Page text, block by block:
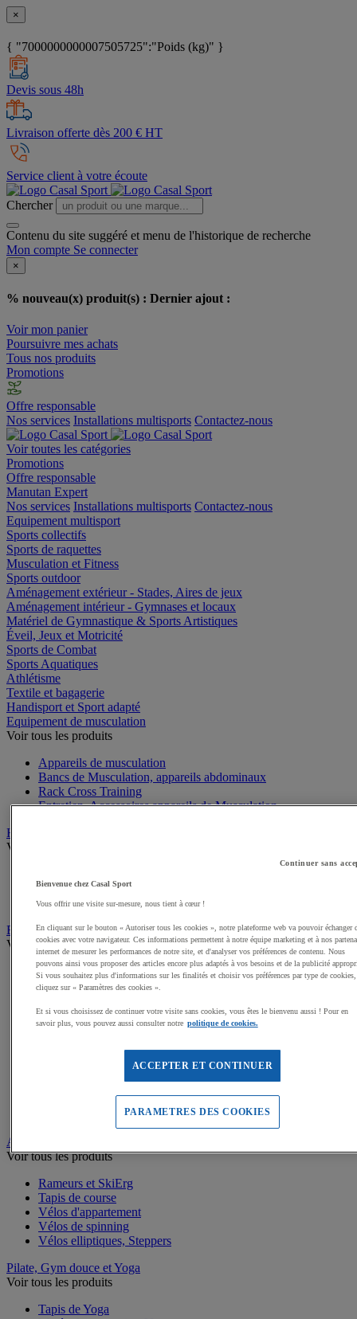
×
{ "7000000000007505725":"Poids (kg)" }
Devis sous 48h
Livraison offerte dès 200 € HT
Service client à votre écoute
Chercher
Contenu du site suggéré et menu de l'historique de recherche
Mon compte Se connecter
×
% nouveau(x) produit(s) : Dernier ajout :
Voir mon panier
Poursuivre mes achats
Tous nos produits
Promotions
Offre responsable
Nos services Installations multisports Contactez-nous
Voir toutes les catégories
Promotions
Offre responsable
Manutan Expert
Nos services Installations multisports Contactez-nous
Equipement multisport
Sports collectifs
Sports de raquettes
Musculation et Fitness
Sports outdoor
Aménagement extérieur - Stades, Aires de jeux
Aménagement intérieur - Gymnases et locaux
Matériel de Gymnastique & Sports Artistiques
Éveil, Jeux et Motricité
Sports de Combat
Sports Aquatiques
Athlétisme
Textile et bagagerie
Handisport et Sport adapté
Equipement de musculation
Voir tous les produits
Appareils de musculation
Bancs de Musculation, appareils abdominaux
Rack Cross Training
Entretien, Accessoires appareils de Musculation
Haltères, Barres, Disques, Poids
Voir tous les produits
Poids Musculation et Fitness
Barres Musculation et Fitness
Equipement de Fitness et Cross training
Voir tous les produits
Kettlebell
Tapis de sol pour le Fitness
Steps
Elastiques et Sangles de Musculation et Fitness
Appareils abdominaux
Supports pompes
Bracelets lestés de Fitness
Appareils Fitness et Cardio training
Voir tous les produits
Rameurs et SkiErg
Tapis de course
Vélos d'appartement
Vélos de spinning
Vélos elliptiques, Steppers
Pilate, Gym douce et Yoga
Voir tous les produits
Tapis de Yoga
Continuer sans
Bienvenue chez Casal Sport
Vous offrir une visite sur-mesure, nous tient à cœur !
En cliquant sur le bouton « Autoriser tous les cookies », notre plateforme web va pouvoir échanger
cookies avec votre navigateur. Ces informations permettent à notre équipe marketing et à nos
internet de mesurer les performances de notre site, et d'analyser vos préférences de contenu. Nous
pouvons ainsi vous proposer des articles encore plus adaptés à vos besoins et de la publicité
Si vous souhaitez plus d'informations sur les finalités et choisir vos préférences par type de cookies,
cliquez sur « Paramètres des cookies ».
Et si vous choisissez de continuer votre visite sans cookies, vous êtes le bienvenu aussi ! Pour en
savoir plus, vous pouvez aussi consulter notre politique de cookies.
ACCEPTER ET CONTINUER
PARAMETRES DES COOKIES